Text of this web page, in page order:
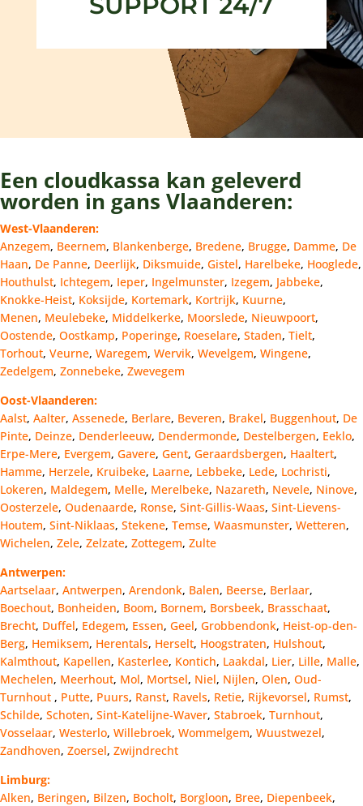
Een cloudkassa kan geleverd
worden in gans Vlaanderen:
West-Vlaanderen:
Anzegem, Beernem, Blankenberge, Bredene, Brugge, Damme, De
Haan, De Panne, Deerlijk, Diksmuide, Gistel, Harelbeke, Hooglede,
Houthulst, Ichtegem, Ieper, Ingelmunster, Izegem, Jabbeke,
Knokke-Heist, Koksijde, Kortemark, Kortrijk, Kuurne,
Menen, Meulebeke, Middelkerke, Moorslede, Nieuwpoort,
Oostende, Oostkamp, Poperinge, Roeselare, Staden, Tielt,
Torhout, Veurne, Waregem, Wervik, Wevelgem, Wingene,
Zedelgem, Zonnebeke, Zwevegem
Oost-Vlaanderen:
Aalst, Aalter, Assenede, Berlare, Beveren, Brakel, Buggenhout, De
Pinte, Deinze, Denderleeuw, Dendermonde, Destelbergen, Eeklo,
Erpe-Mere, Evergem, Gavere, Gent, Geraardsbergen, Haaltert,
Hamme, Herzele, Kruibeke, Laarne, Lebbeke, Lede, Lochristi,
Lokeren, Maldegem, Melle, Merelbeke, Nazareth, Nevele, Ninove,
Oosterzele, Oudenaarde, Ronse, Sint-Gillis-Waas, Sint-Lievens-
Houtem, Sint-Niklaas, Stekene, Temse, Waasmunster, Wetteren,
Wichelen, Zele, Zelzate, Zottegem, Zulte
Antwerpen:
Aartselaar, Antwerpen, Arendonk, Balen, Beerse, Berlaar,
Boechout, Bonheiden, Boom, Bornem, Borsbeek, Brasschaat,
Brecht, Duffel, Edegem, Essen, Geel, Grobbendonk, Heist-op-den-
Berg, Hemiksem, Herentals, Herselt, Hoogstraten, Hulshout,
Kalmthout, Kapellen, Kasterlee, Kontich, Laakdal, Lier, Lille, Malle,
Mechelen, Meerhout, Mol, Mortsel, Niel, Nijlen, Olen, Oud-
Turnhout , Putte, Puurs, Ranst, Ravels, Retie, Rijkevorsel, Rumst,
Schilde, Schoten, Sint-Katelijne-Waver, Stabroek, Turnhout,
Vosselaar, Westerlo, Willebroek, Wommelgem, Wuustwezel,
Zandhoven, Zoersel, Zwijndrecht
Limburg:
Alken, Beringen, Bilzen, Bocholt, Borgloon, Bree, Diepenbeek,